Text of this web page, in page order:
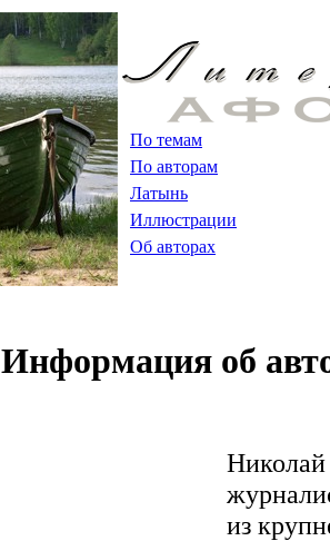
По темам
По авторам
Латынь
Иллюстрации
Об авторах
Информация об
из